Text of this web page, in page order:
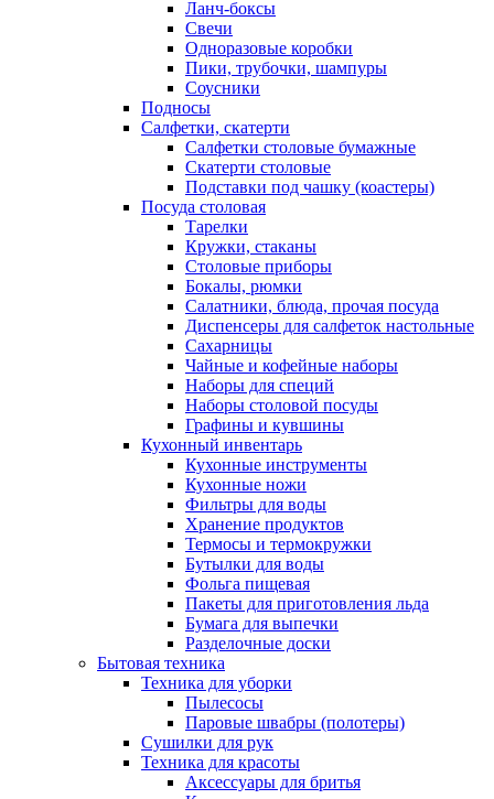
Ланч-боксы
Свечи
Одноразовые коробки
Пики, трубочки, шампуры
Соусники
Подносы
Салфетки, скатерти
Салфетки столовые бумажные
Скатерти столовые
Подставки под чашку (коастеры)
Посуда столовая
Тарелки
Кружки, стаканы
Столовые приборы
Бокалы, рюмки
Салатники, блюда, прочая посуда
Диспенсеры для салфеток настольные
Сахарницы
Чайные и кофейные наборы
Наборы для специй
Наборы столовой посуды
Графины и кувшины
Кухонный инвентарь
Кухонные инструменты
Кухонные ножи
Фильтры для воды
Хранение продуктов
Термосы и термокружки
Бутылки для воды
Фольга пищевая
Пакеты для приготовления льда
Бумага для выпечки
Разделочные доски
Бытовая техника
Техника для уборки
Пылесосы
Паровые швабры (полотеры)
Сушилки для рук
Техника для красоты
Аксессуары для бритья